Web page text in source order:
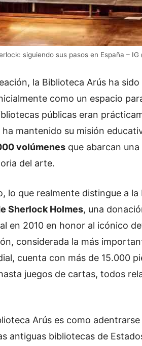
siguiendo sus pasos en España –
la Biblioteca Arús ha
como un espacio
públicas eran
ha mantenido su misión
volúmenes que abarcan
del arte.
lo que realmente distingue a la
Sherlock Holmes, una
en 2010 en honor al icónico
considerada la más
cuenta con más de 15.000
juegos de cartas, todos
Arús es como
antiguas bibliotecas de